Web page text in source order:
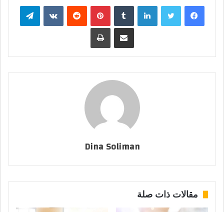
فيسبوكتويتر لينكدإن ‏Tumblr بينتيريست
‏Reddit
‏VKontakte تيلقرام
مشاركة عبر البريد طباعة
Dina Soliman
مقالات ذات صلة